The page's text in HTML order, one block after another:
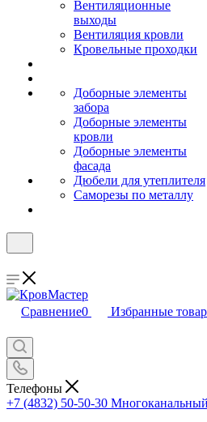
Вентиляционные
выходы
Вентиляция кровли
Кровельные проходки
Доборные элементы
забора
Доборные элементы
кровли
Доборные элементы
фасада
Дюбели для утеплителя
Саморезы по металлу
Сравнение0 Избранные
Телефоны
+7 (4832) 50-50-30 Многоканальный